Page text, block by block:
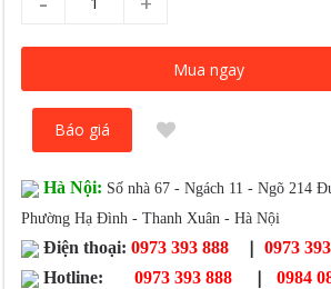
Mua ngay
Báo giá
Hà Nội: Số nhà 67 - Ngách 11 - Ngõ 214
Phường Hạ Đình - Thanh Xuân - Hà Nội
Điện thoại: 0973 393 888 |
0973
Hotline:
0973 393 888 | 0984